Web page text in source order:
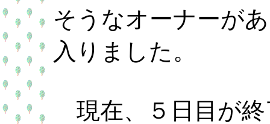
そうなオーナーが
入りました。
現在、５日目が終